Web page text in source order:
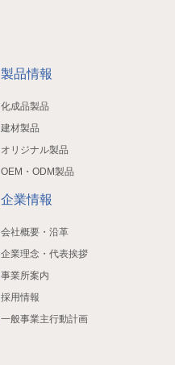
製品情報
化成品製品
建材製品
オリジナル製品
OEM・ODM製品
企業情報
会社概要・沿革
企業理念・代表挨拶
事業所案内
採用情報
一般事業主行動計画